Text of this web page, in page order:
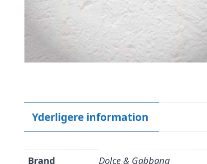
Yderligere information
Brand Dolce & Gabbana